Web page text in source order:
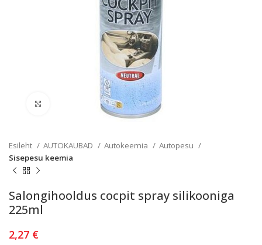
Kliki lülitamiseks
Esileht AUTOKAUBAD Autokeemia
Autopesu
Sisepesu keemia
Salongihooldus cocpit spray silikooniga
225ml
2,27 €